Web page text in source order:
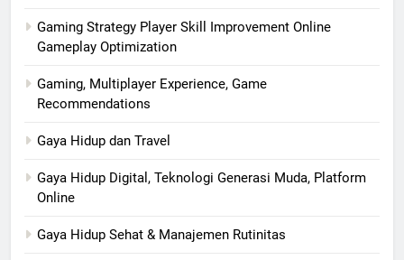
Gaming Strategy Player Skill Improvement Online
Gameplay Optimization
Gaming, Multiplayer Experience, Game
Recommendations
Gaya Hidup dan Travel
Gaya Hidup Digital, Teknologi Generasi Muda, Platform
Online
Gaya Hidup Sehat & Manajemen Rutinitas